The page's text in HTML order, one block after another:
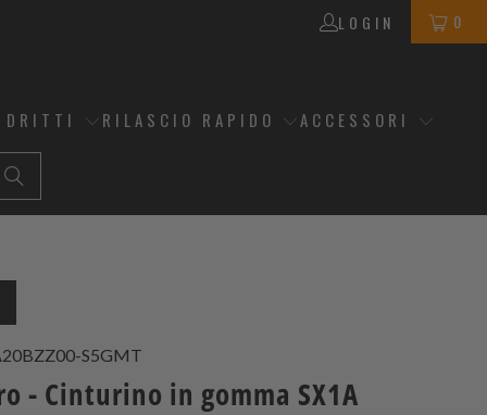
LOGIN 0
DRITTI RILASCIO RAPIDO ACCESSORI
S5GMT
- Cinturino in gomma SX1A